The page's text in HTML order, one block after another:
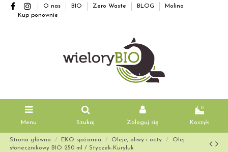
O nas BIO Zero Waste BLOG
Molino
Kup ponownie
Menu Szukaj Zaloguj się
0
Koszyk
Strona główna EKO spiżarnia Oleje, oliwy i octy
Olej
słonecznikowy BIO 250 ml / Styczek-Kuryluk